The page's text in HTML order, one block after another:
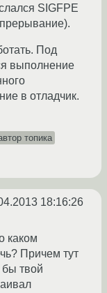
SIGFPE
Под
выполнение
в отладчик.
топика
18:16:26
каком
Причем тут
твой